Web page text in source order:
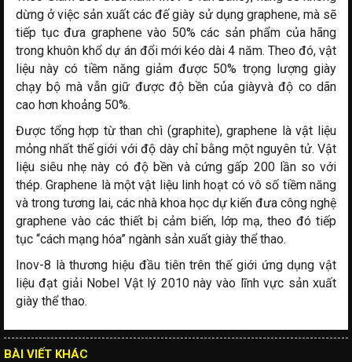
dừng ở việc sản xuất các đế giày sử dụng graphene, mà sẽ
tiếp tục đưa graphene vào 50% các sản phẩm của hãng
trong khuôn khổ dự án đổi mới kéo dài 4 năm. Theo đó, vật
liệu này có tiềm năng giảm được 50% trọng lượng giày
chạy bộ mà vẫn giữ được độ bền của giàyvà độ co dãn
cao hơn khoảng 50%.
Được tổng hợp từ than chì (graphite), graphene là vật liệu
mỏng nhất thế giới với độ dày chỉ bằng một nguyên tử. Vật
liệu siêu nhẹ này có độ bền và cứng gấp 200 lần so với
thép. Graphene là một vật liệu linh hoạt có vô số tiềm năng
và trong tương lai, các nhà khoa học dự kiến đưa công nghệ
graphene vào các thiết bị cảm biến, lớp mạ, theo đó tiếp
tục “cách mạng hóa” ngành sản xuất giày thể thao.
Inov-8 là thương hiệu đầu tiên trên thế giới ứng dụng vật
liệu đạt giải Nobel Vật lý 2010 này vào lĩnh vực sản xuất
giày thể thao.
BÀI VIẾT KHÁC